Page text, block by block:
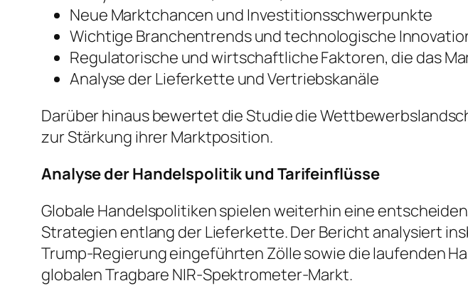
Neue Marktchancen und Investitionsschwerpunkte
Wichtige Branchentrends und technologische
Regulatorische und wirtschaftliche Faktoren, die das
Analyse der Lieferkette und Vertriebskanäle
Darüber hinaus bewertet die Studie die
zur Stärkung ihrer Marktposition.
Analyse der Handelspolitik und Tarifeinflüsse
Globale Handelspolitiken spielen weiterhin eine
Strategien entlang der Lieferkette. Der Bericht analysiert
Trump-Regierung eingeführten Zölle sowie die laufenden
globalen Tragbare NIR-Spektrometer-Markt.